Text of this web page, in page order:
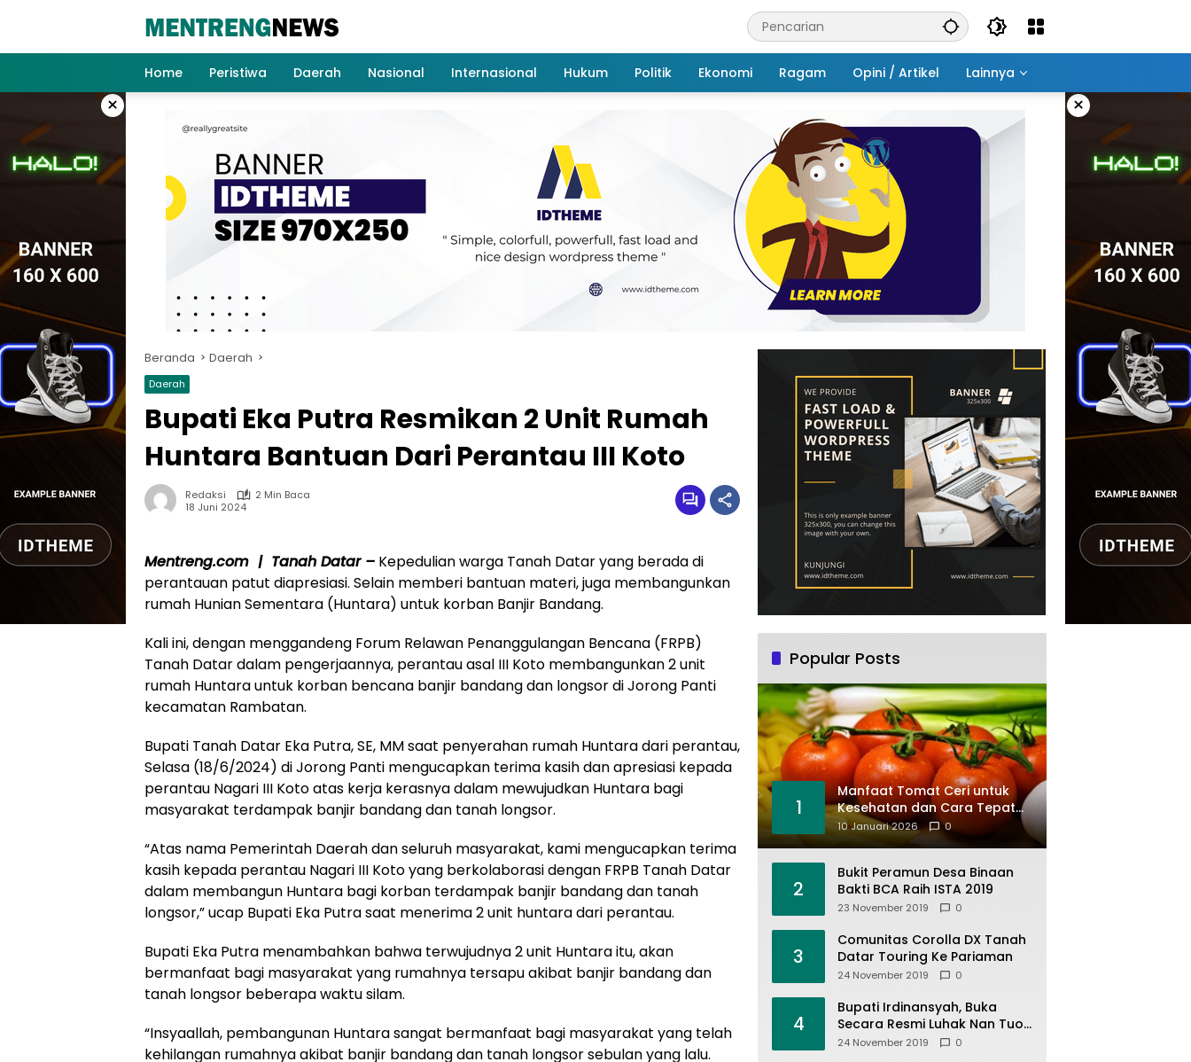
Home
Peristiwa Daerah Nasional Internasional Hukum Politik Ekonomi Ragam Opini / Artikel Lainnya
× ×
Beranda Daerah
Daerah
Bupati Eka Putra Resmikan 2 Unit Rumah
Huntara Bantuan Dari Perantau III Koto
Redaksi
2 Min Baca
18 Juni 2024
Mentreng.com | Tanah Datar – Kepedulian warga Tanah Datar yang berada di
perantauan patut diapresiasi. Selain memberi bantuan materi, juga membangunkan
rumah Hunian Sementara (Huntara) untuk korban Banjir Bandang.
Kali ini, dengan menggandeng Forum Relawan Penanggulangan Bencana (FRPB)
Tanah Datar dalam pengerjaannya, perantau asal III Koto membangunkan 2 unit
rumah Huntara untuk korban bencana banjir bandang dan longsor di Jorong Panti
kecamatan Rambatan.
Bupati Tanah Datar Eka Putra, SE, MM saat penyerahan rumah Huntara dari perantau,
Selasa (18/6/2024) di Jorong Panti mengucapkan terima kasih dan apresiasi kepada
perantau Nagari III Koto atas kerja kerasnya dalam mewujudkan Huntara bagi
masyarakat terdampak banjir bandang dan tanah longsor.
“Atas nama Pemerintah Daerah dan seluruh masyarakat, kami mengucapkan terima
kasih kepada perantau Nagari III Koto yang berkolaborasi dengan FRPB Tanah Datar
dalam membangun Huntara bagi korban terdampak banjir bandang dan tanah
longsor,” ucap Bupati Eka Putra saat menerima 2 unit huntara dari perantau.
Bupati Eka Putra menambahkan bahwa terwujudnya 2 unit Huntara itu, akan
bermanfaat bagi masyarakat yang rumahnya tersapu akibat banjir bandang dan
tanah longsor beberapa waktu silam.
“Insyaallah, pembangunan Huntara sangat bermanfaat bagi masyarakat yang telah
kehilangan rumahnya akibat banjir bandang dan tanah longsor sebulan yang lalu.
Popular Posts
1
Manfaat Tomat Ceri untuk
Kesehatan dan Cara Tepat
Mengonsumsinya
10 Januari 2026 0
2
Bukit Peramun Desa Binaan
Bakti BCA Raih ISTA 2019
23 November 2019 0
3
Comunitas Corolla DX Tanah
Datar Touring Ke Pariaman
24 November 2019 0
4
Bupati Irdinansyah, Buka
Secara Resmi Luhak Nan Tuo
Wirabraja Adventure Offroad
24 November 2019 0